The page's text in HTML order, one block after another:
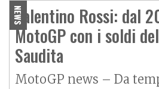
NEWS
Valentino Rossi: dal
MotoGP con i soldi
Saudita
MotoGP news – Da